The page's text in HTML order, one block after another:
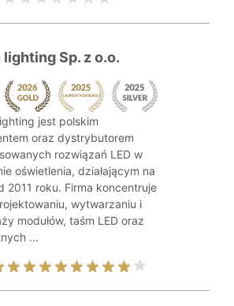
lighting Sp. z o.o.
jest polskim
oraz dystrybutorem
rozwiązań LED w
oświetlenia, działającym na
2011 roku. Firma koncentruje
wytwarzaniu i
modułów, taśm LED oraz
...